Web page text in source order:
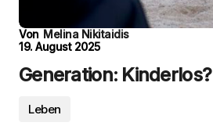
Von Melina Nikitaidis
19. August 2025
Generation: Kinderlos?
Leben